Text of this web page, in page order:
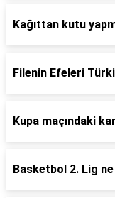
Kağıttan kutu
Filenin Efeleri
Kupa maçındaki
Basketbol 2. Lig